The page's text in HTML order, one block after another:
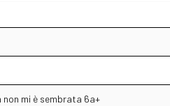
non mi è sembrata 6a+